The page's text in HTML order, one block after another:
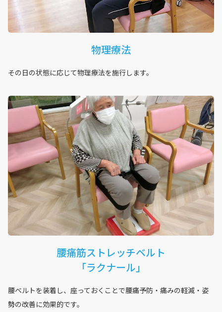
物理療法
その日の状態に応じて物理療法を施行します。
腰痛筋ストレッチベルト
「ラクナール」
腰ベルトを装着し、座っておくことで腰痛予防・痛みの軽減・姿
勢の改善に効果的です。